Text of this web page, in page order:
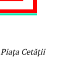
Piața Cetății